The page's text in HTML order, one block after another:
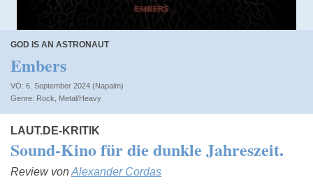
GOD IS AN ASTRONAUT
Embers
VÖ: 6. September 2024 (Napalm)
Rock
Metal/Heavy
LAUT.DE-KRITIK
Sound-Kino für die dunkle Jahreszeit.
Review vonAlexander Cordas